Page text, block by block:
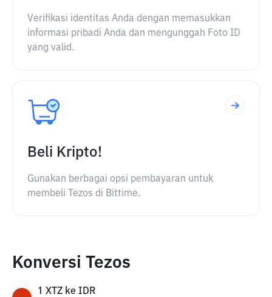
Verifikasi identitas Anda dengan memasukkan
informasi pribadi Anda dan mengunggah Foto ID
yang valid.
Beli Kripto!
Gunakan berbagai opsi pembayaran untuk
membeli Tezos di Bittime.
Konversi Tezos
1 XTZ ke IDR